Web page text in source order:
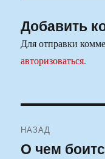
Добавить
Для отправки
авторизоваться.
по
НАЗАД
Предыдущая
О чем